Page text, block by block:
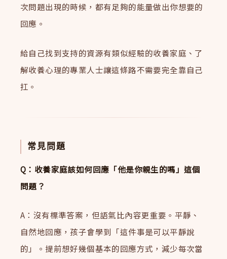
次問題出現的時候，都有足夠的能量做出你想要的
回應。
給自己找到支持的資源有類似經驗的收養家庭、了
解收養心理的專業人士讓這條路不需要完全靠自己
扛。
常見問題
Q：收養家庭該如何回應「他是你親生的嗎」這個
問題？
A：沒有標準答案，但語氣比內容更重要。平靜、
自然地回應，孩子會學到「這件事是可以平靜說
的」。提前想好幾個基本的回應方式，減少每次當